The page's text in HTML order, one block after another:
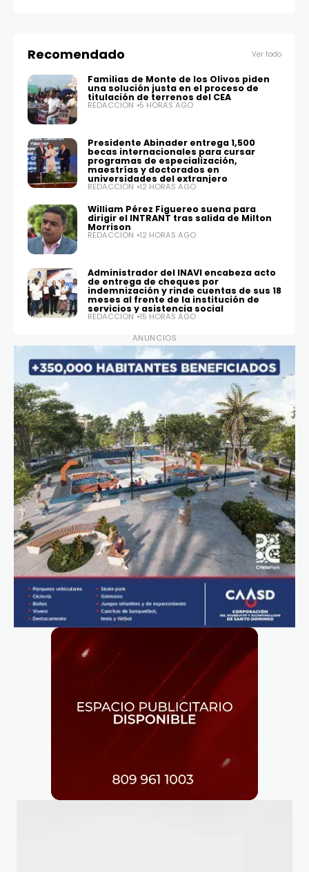
Recomendado Ver todo
Familias de Monte de los Olivos piden
una solución justa en el proceso de
titulación de terrenos del CEA
REDACCIÓN 5 HORAS AGO
Presidente Abinader entrega 1,500
becas internacionales para cursar
programas de especialización,
maestrías y doctorados en
universidades del extranjero
REDACCIÓN 12 HORAS AGO
William Pérez Figuereo suena para
dirigir el INTRANT tras salida de Milton
Morrison
REDACCIÓN 12 HORAS AGO
Administrador del INAVI encabeza acto
de entrega de cheques por
indemnización y rinde cuentas de sus 18
meses al frente de la institución de
servicios y asistencia social
REDACCIÓN
15 HORAS AGO
ANUNCIOS